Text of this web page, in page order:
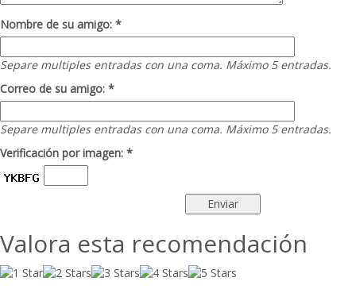
Nombre de su amigo: *
Separe multiples entradas con una coma. Máximo 5 entradas.
Correo de su amigo: *
Separe multiples entradas con una coma. Máximo 5 entradas.
Verificación por imagen: *
Valora esta recomendación